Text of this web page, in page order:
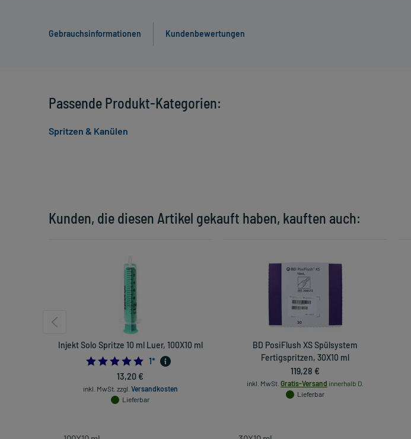
Gebrauchsinformationen Kundenbewertungen
Kunden, die diesen Artikel gekauft haben, kauften auch:
Injekt Solo Spritze 10 ml Luer, 100X10 ml
5.0
1*
13,20 €
inkl. MwSt. zzgl. Versandkosten
Lieferbar
BD PosiFlush XS Spülsystem
Fertigspritzen, 30X10 ml
119,28 €
inkl. MwSt. Gratis-Versand innerhalb D.
Lieferbar
Passende Produkt-Kategorien:
Spritzen & Kanülen